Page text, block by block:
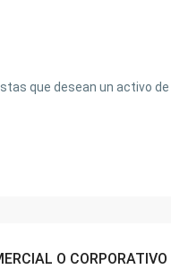
que desean un activo
O CORPORATIVO